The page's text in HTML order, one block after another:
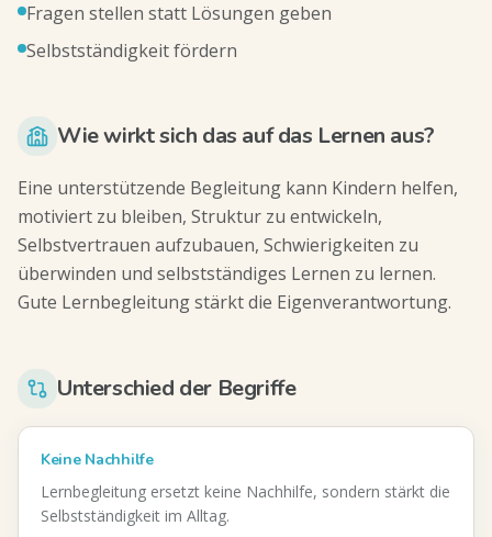
Fragen stellen statt Lösungen geben
Selbstständigkeit fördern
Wie wirkt sich das auf das Lernen aus?
Eine unterstützende Begleitung kann Kindern helfen,
motiviert zu bleiben, Struktur zu entwickeln,
Selbstvertrauen aufzubauen, Schwierigkeiten zu
überwinden und selbstständiges Lernen zu lernen.
Gute Lernbegleitung stärkt die Eigenverantwortung.
Unterschied der Begriffe
Keine Nachhilfe
Lernbegleitung ersetzt keine Nachhilfe, sondern stärkt die
Selbstständigkeit im Alltag.